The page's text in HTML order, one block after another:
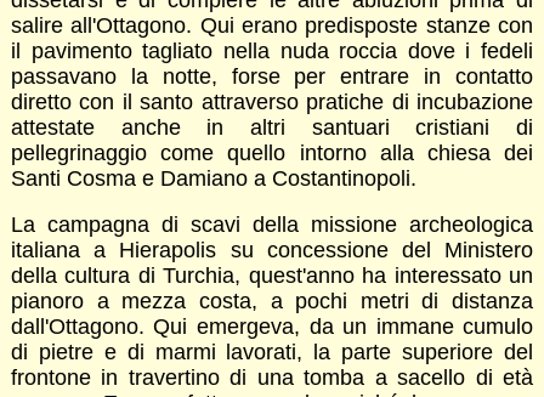
salire all'Ottagono. Qui erano predisposte stanze con
il pavimento tagliato nella nuda roccia dove i fedeli
passavano la notte, forse per entrare in contatto
diretto con il santo attraverso pratiche di incubazione
attestate anche in altri santuari cristiani di
pellegrinaggio come quello intorno alla chiesa dei
Santi Cosma e Damiano a Costantinopoli.
La campagna di scavi della missione archeologica
italiana a Hierapolis su concessione del Ministero
della cultura di Turchia, quest'anno ha interessato un
pianoro a mezza costa, a pochi metri di distanza
dall'Ottagono. Qui emergeva, da un immane cumulo
di pietre e di marmi lavorati, la parte superiore del
frontone in travertino di una tomba a sacello di età